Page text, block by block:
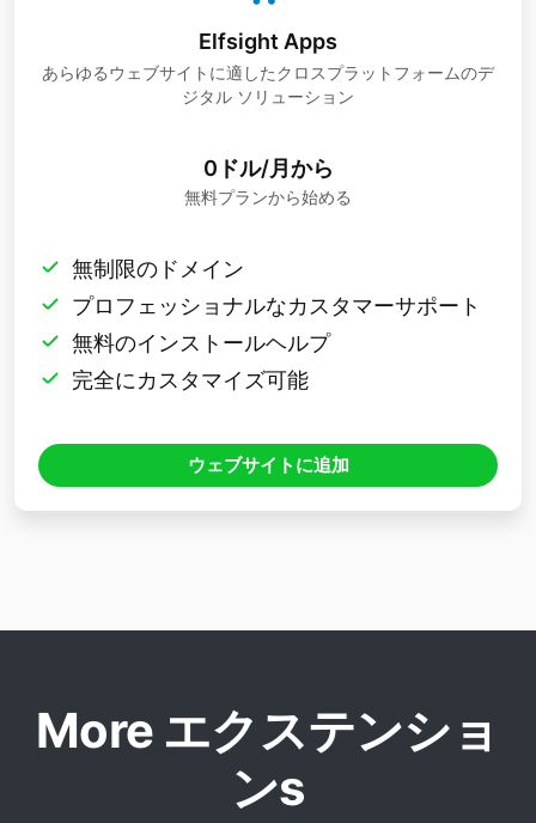
Elfsight Apps
あらゆるウェブサイトに適したクロスプラットフォームのデ
ジタル ソリューション
0ドル/月から
無料プランから始める
無制限のドメイン
プロフェッショナルなカスタマーサポート
無料のインストールヘルプ
完全にカスタマイズ可能
ウェブサイトに追加
More エクステンショ
ンs